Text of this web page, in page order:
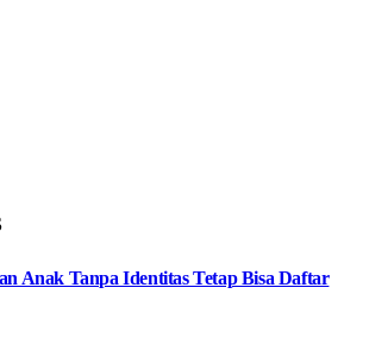
Anak Tanpa Identitas Tetap Bisa Daftar